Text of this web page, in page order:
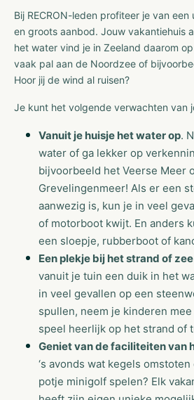
Bij RECRON-leden profiteer je van een
en groots aanbod. Jouw vakantiehuis
het water vind je in Zeeland daarom
vaak pal aan de Noordzee of
Hoor jij de wind al ruisen?
Je kunt het volgende verwachten van
Vanuit je huisje het water op.
water of ga lekker op
bijvoorbeeld het Veerse Meer
Grevelingenmeer! Als er een
aanwezig is, kun je in veel
of motorboot kwijt. En anders
een sloepje, rubberboot of
Een plekje bij het strand of zee
vanuit je tuin een duik in het
in veel gevallen op een
spullen, neem je kinderen
speel heerlijk op het strand of
Geniet van de faciliteiten van
‘s avonds wat kegels
potje minigolf spelen? Elk